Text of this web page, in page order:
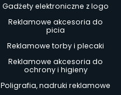
Gadżety elektroniczne z logo
Reklamowe akcesoria do
picia
Reklamowe torby i plecaki
Reklamowe akcesoria do
ochrony i higieny
Poligrafia, nadruki reklamowe